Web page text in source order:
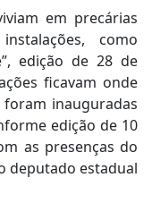
em precárias
como
edição de 28 de
ficavam onde
inauguradas
edição de 10
as presenças do
deputado estadual